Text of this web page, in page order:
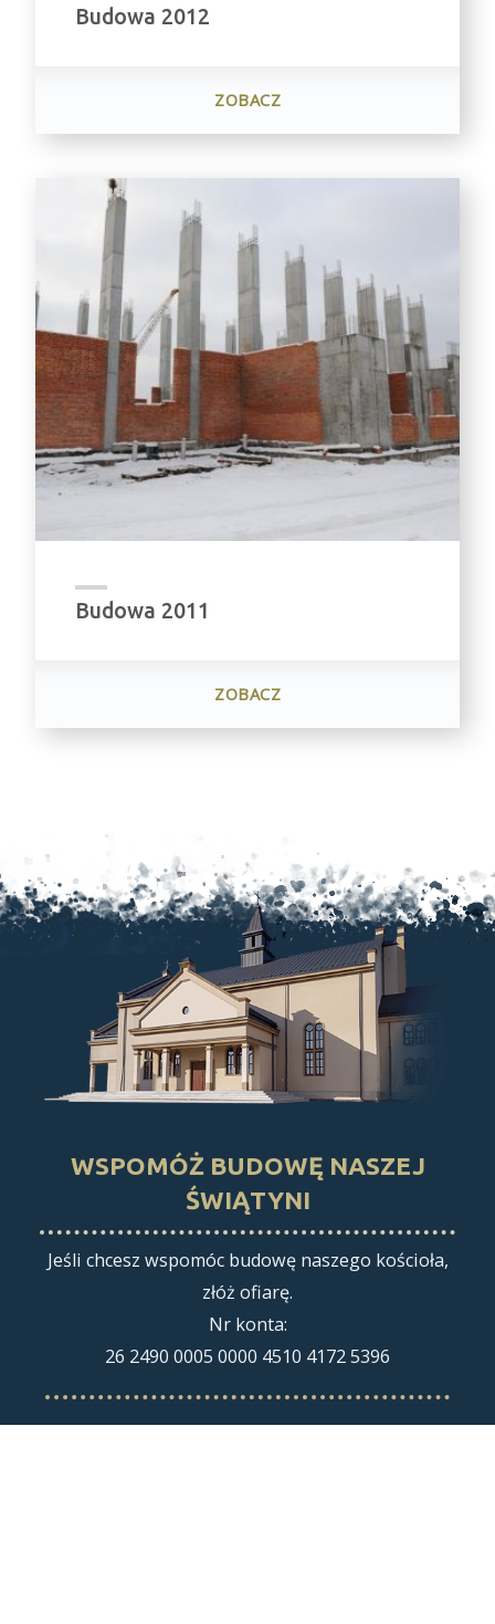
Budowa 2012
ZOBACZ
2012"
Budowa 2011
ZOBACZ
2011"
WSPOMÓŻ BUDOWĘ NASZEJ
ŚWIĄTYNI
Jeśli chcesz wspomóc budowę naszego kościoła,
złóż ofiarę.
Nr konta:
26 2490 0005 0000 4510 4172 5396